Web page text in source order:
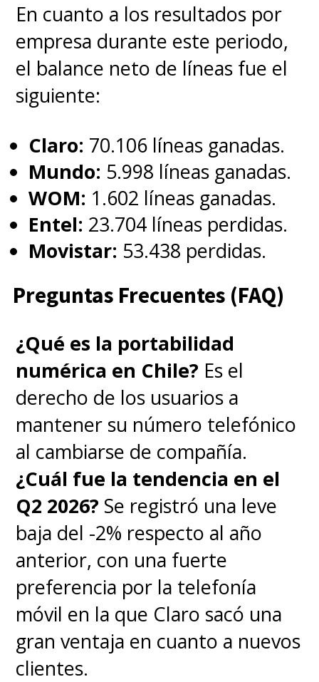
En cuanto a los resultados por
empresa durante este periodo,
el balance neto de líneas fue el
siguiente:
Claro: 70.106 líneas ganadas.
Mundo: 5.998 líneas ganadas.
WOM: 1.602 líneas ganadas.
Entel: 23.704 líneas perdidas.
Movistar: 53.438 perdidas.
Preguntas Frecuentes (FAQ)
¿Qué es la portabilidad
numérica en Chile? Es el
derecho de los usuarios a
mantener su número telefónico
al cambiarse de compañía.
¿Cuál fue la tendencia en el
Q2 2026? Se registró una leve
baja del -2% respecto al año
anterior, con una fuerte
preferencia por la telefonía
móvil en la que Claro sacó una
gran ventaja en cuanto a nuevos
clientes.